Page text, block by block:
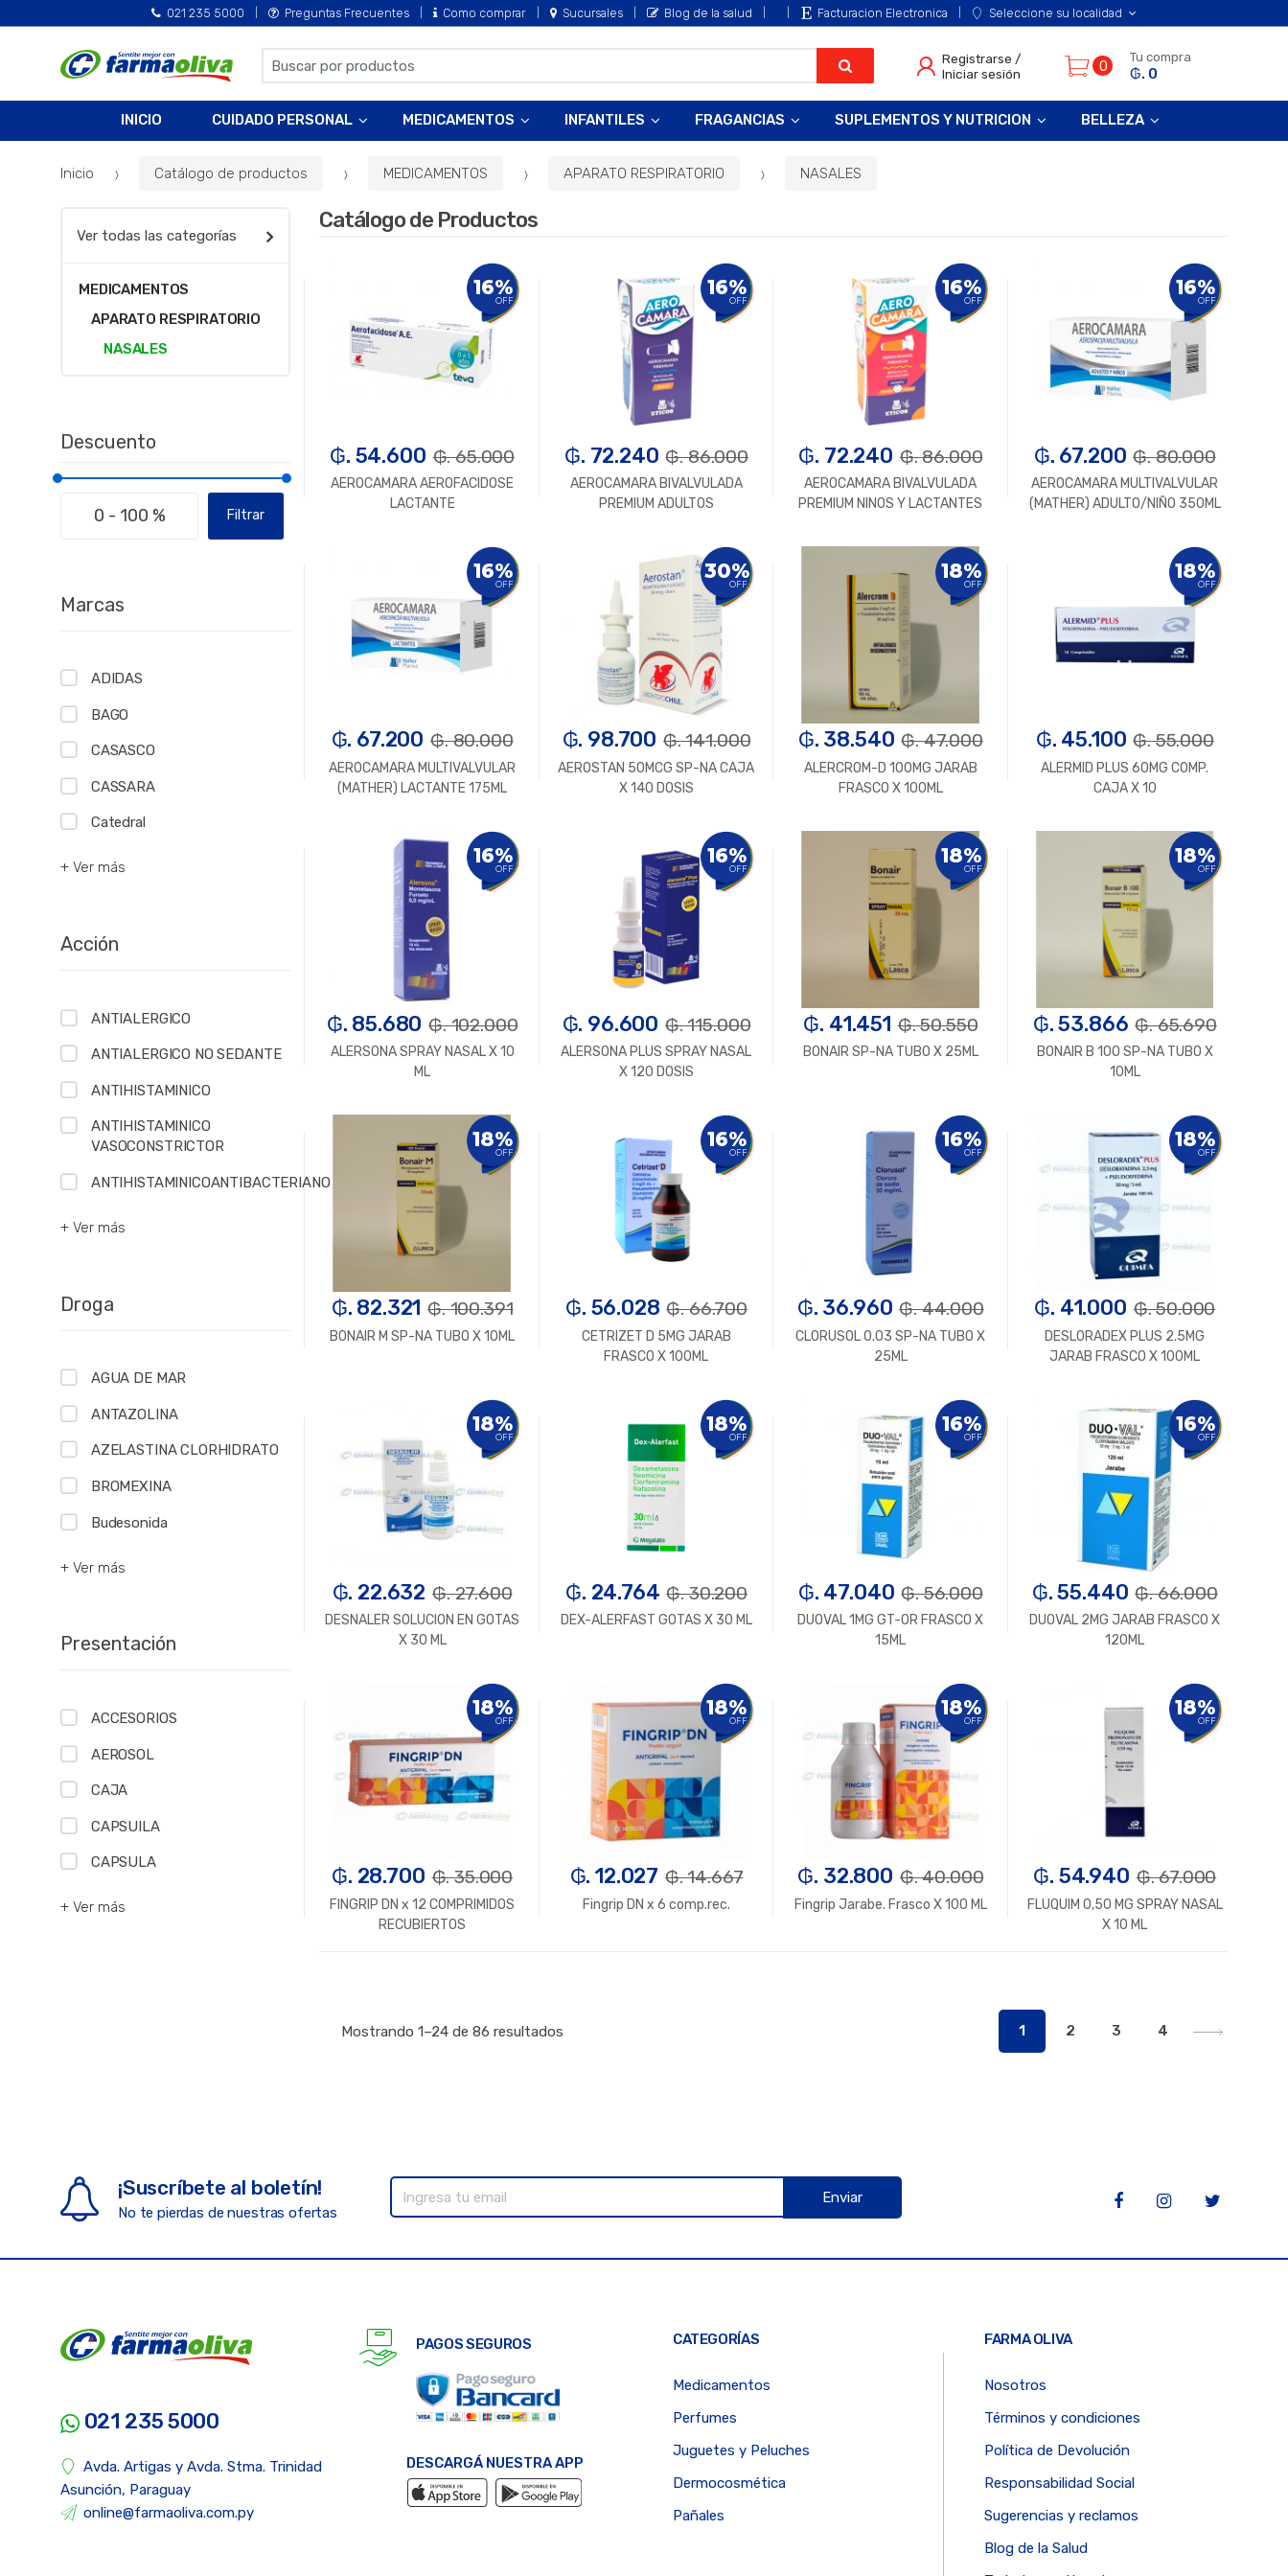
021 235 5000 Preguntas Frecuentes Como comprar Sucursales Blog de la salud Facturacion Electronica Seleccione su localidad
u
s
c
r
r
Registrarse /
Iniciar sesión
0
Tu compra
₲. 0
INICIO CUIDADO PERSONAL MEDICAMENTOS INFANTILES FRAGANCIAS SUPLEMENTOS Y NUTRICION BELLEZA
Inicio Catálogo de productos MEDICAMENTOS APARATO RESPIRATORIO NASALES
Catálogo de Productos
16%
OFF
₲. 54.600 ₲. 65.000
AEROCAMARA AEROFACIDOSE
LACTANTE
16%
OFF
₲. 72.240 ₲. 86.000
AEROCAMARA BIVALVULADA
PREMIUM ADULTOS
Un.
16%
OFF
₲. 72.240 ₲. 86.000
AEROCAMARA BIVALVULADA
PREMIUM NINOS Y LACTANTES
16%
OFF
₲. 67.200 ₲. 80.000
AEROCAMARA MULTIVALVULAR
(MATHER) ADULTO/NIÑO 350ML
16%
OFF
₲. 67.200 ₲. 80.000
AEROCAMARA MULTIVALVULAR
(MATHER) LACTANTE 175ML
Un.
30%
OFF
₲. 98.700 ₲. 141.000
AEROSTAN 50MCG SP-NA CAJA
X 140 DOSIS
18%
OFF
₲. 38.540 ₲. 47.000
ALERCROM-D 100MG JARAB
FRASCO X 100ML
18%
OFF
₲. 45.100 ₲. 55.000
ALERMID PLUS 60MG COMP.
CAJA X 10
16%
OFF
₲. 85.680 ₲. 102.000
ALERSONA SPRAY NASAL X 10
ML
16%
OFF
₲. 96.600 ₲. 115.000
ALERSONA PLUS SPRAY NASAL
X 120 DOSIS
18%
OFF
₲. 41.451 ₲. 50.550
BONAIR SP-NA TUBO X 25ML
18%
OFF
₲. 53.866 ₲. 65.690
BONAIR B 100 SP-NA TUBO X
10ML
18%
OFF
₲. 82.321 ₲. 100.391
BONAIR M SP-NA TUBO X 10ML
16%
OFF
₲. 56.028 ₲. 66.700
CETRIZET D 5MG JARAB
FRASCO X 100ML
16%
OFF
₲. 36.960 ₲. 44.000
CLORUSOL 0.03 SP-NA TUBO X
25ML
18%
OFF
₲. 41.000 ₲. 50.000
DESLORADEX PLUS 2.5MG
JARAB FRASCO X 100ML
Un.
18%
OFF
₲. 22.632 ₲. 27.600
DESNALER SOLUCION EN GOTAS
X 30 ML
18%
OFF
₲. 24.764 ₲. 30.200
DEX-ALERFAST GOTAS X 30 ML
16%
OFF
₲. 47.040 ₲. 56.000
DUOVAL 1MG GT-OR FRASCO X
15ML
16%
OFF
₲. 55.440 ₲. 66.000
DUOVAL 2MG JARAB FRASCO X
120ML
18%
OFF
₲. 28.700 ₲. 35.000
FINGRIP DN x 12 COMPRIMIDOS
RECUBIERTOS
18%
OFF
₲. 12.027 ₲. 14.667
Fingrip DN x 6 comp.rec.
18%
OFF
₲. 32.800 ₲. 40.000
Fingrip Jarabe. Frasco X 100 ML
18%
OFF
₲. 54.940 ₲. 67.000
FLUQUIM 0,50 MG SPRAY NASAL
X 10 ML
Mostrando 1–24 de 86 resultados 1 2 3 4
Ver todas las categorías
MEDICAMENTOS
APARATO RESPIRATORIO
NASALES
Descuento
Filtrar
Marcas
ADIDAS
BAGO
CASASCO
CASSARA
Catedral
+ Ver más
Acción
ANTIALERGICO
ANTIALERGICO NO SEDANTE
ANTIHISTAMINICO
ANTIHISTAMINICO
VASOCONSTRICTOR
ANTIHISTAMINICOANTIBACTERIANO
+ Ver más
Droga
AGUA DE MAR
ANTAZOLINA
AZELASTINA CLORHIDRATO
BROMEXINA
Budesonida
+ Ver más
Presentación
ACCESORIOS
AEROSOL
CAJA
CAPSUILA
CAPSULA
+ Ver más
¡Suscríbete al boletín!
No te pierdas de nuestras ofertas
Enviar
021 235 5000
Avda. Artigas y Avda. Stma. Trinidad
Asunción, Paraguay
online@farmaoliva.com.py
PAGOS SEGUROS
DESCARGÁ NUESTRA APP
CATEGORÍAS
Medicamentos
Perfumes
Juguetes y Peluches
Dermocosmética
Pañales
FARMA OLIVA
Nosotros
Términos y condiciones
Política de Devolución
Responsabilidad Social
Sugerencias y reclamos
Blog de la Salud